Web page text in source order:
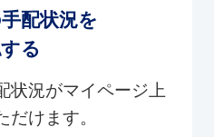
配状況を
る
状況がマイページ上
だけます。